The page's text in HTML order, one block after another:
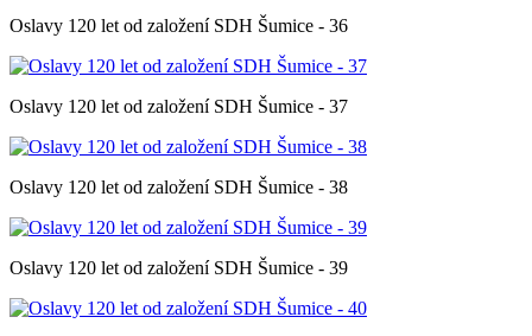
Oslavy 120 let od založení SDH Šumice - 36
Oslavy 120 let od založení SDH Šumice - 37
Oslavy 120 let od založení SDH Šumice - 38
Oslavy 120 let od založení SDH Šumice - 39